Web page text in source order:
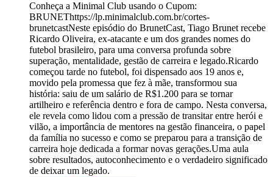
Conheça a Minimal Club usando o Cupom:
BRUNEThttps://lp.minimalclub.com.br/cortes-
brunetcastNeste episódio do BrunetCast, Tiago Brunet recebe
Ricardo Oliveira, ex-atacante e um dos grandes nomes do
futebol brasileiro, para uma conversa profunda sobre
superação, mentalidade, gestão de carreira e legado.Ricardo
começou tarde no futebol, foi dispensado aos 19 anos e,
movido pela promessa que fez à mãe, transformou sua
história: saiu de um salário de R$1.200 para se tornar
artilheiro e referência dentro e fora de campo. Nesta conversa,
ele revela como lidou com a pressão de transitar entre herói e
vilão, a importância de mentores na gestão financeira, o papel
da família no sucesso e como se preparou para a transição de
carreira hoje dedicada a formar novas gerações.Uma aula
sobre resultados, autoconhecimento e o verdadeiro significado
de deixar um legado.